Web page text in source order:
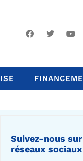
Suivez-nous
réseaux sociaux